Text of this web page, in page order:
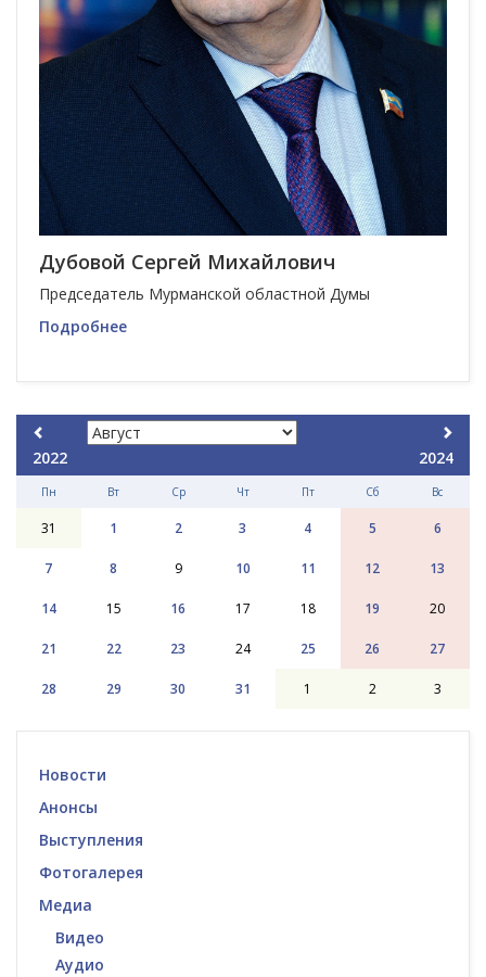
Дубовой Сергей Михайлович
Председатель Мурманской областной Думы
Подробнее
2022 2024
Пн Вт Ср Чт Пт Сб Вс
31 1 2 3 4 5 6
7 8 9 10 11 12 13
14 15 16 17 18 19 20
21 22 23 24 25 26 27
28 29 30 31 1 2 3
Новости
Анонсы
Выступления
Фотогалерея
Медиа
Видео
Аудио